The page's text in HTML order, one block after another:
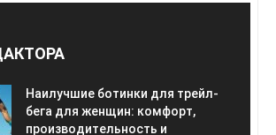
Наилучшие ботинки для трейл-
бега для женщин: комфорт,
производительность и